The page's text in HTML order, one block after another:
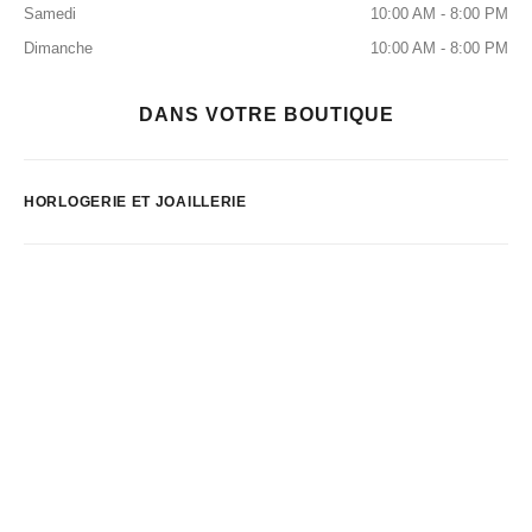
Samedi
10:00 AM - 8:00 PM
Dimanche
10:00 AM - 8:00 PM
DANS VOTRE BOUTIQUE
HORLOGERIE ET JOAILLERIE